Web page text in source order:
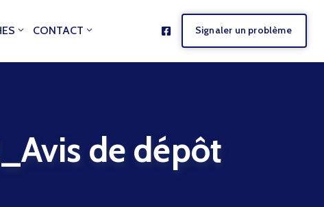
CONTACT Signaler un problème
de dépôt